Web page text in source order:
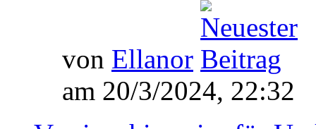
von Ellanor
am 20/3/2024, 22:32